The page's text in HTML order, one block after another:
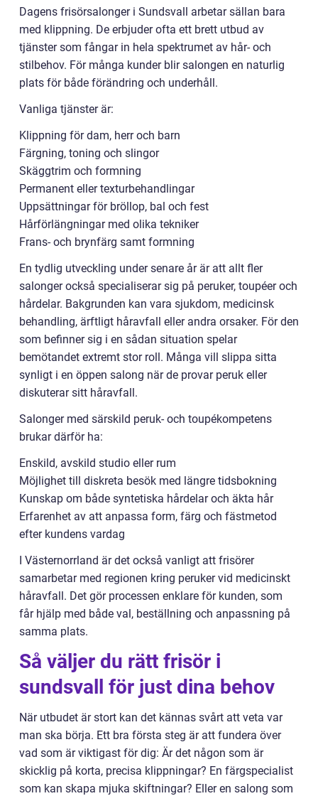
Dagens frisörsalonger i Sundsvall arbetar sällan bara
med klippning. De erbjuder ofta ett brett utbud av
tjänster som fångar in hela spektrumet av hår- och
stilbehov. För många kunder blir salongen en naturlig
plats för både förändring och underhåll.
Vanliga tjänster är:
Klippning för dam, herr och barn
Färgning, toning och slingor
Skäggtrim och formning
Permanent eller texturbehandlingar
Uppsättningar för bröllop, bal och fest
Hårförlängningar med olika tekniker
Frans- och brynfärg samt formning
En tydlig utveckling under senare år är att allt fler
salonger också specialiserar sig på peruker, toupéer och
hårdelar. Bakgrunden kan vara sjukdom, medicinsk
behandling, ärftligt håravfall eller andra orsaker. För den
som befinner sig i en sådan situation spelar
bemötandet extremt stor roll. Många vill slippa sitta
synligt i en öppen salong när de provar peruk eller
diskuterar sitt håravfall.
Salonger med särskild peruk- och toupékompetens
brukar därför ha:
Enskild, avskild studio eller rum
Möjlighet till diskreta besök med längre tidsbokning
Kunskap om både syntetiska hårdelar och äkta hår
Erfarenhet av att anpassa form, färg och fästmetod
efter kundens vardag
I Västernorrland är det också vanligt att frisörer
samarbetar med regionen kring peruker vid medicinskt
håravfall. Det gör processen enklare för kunden, som
får hjälp med både val, beställning och anpassning på
samma plats.
Så väljer du rätt frisör i
sundsvall för just dina behov
När utbudet är stort kan det kännas svårt att veta var
man ska börja. Ett bra första steg är att fundera över
vad som är viktigast för dig: Är det någon som är
skicklig på korta, precisa klippningar? En färgspecialist
som kan skapa mjuka skiftningar? Eller en salong som